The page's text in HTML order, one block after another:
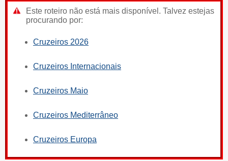
Este roteiro não está mais disponível. Talvez estejas
procurando por:
Cruzeiros 2026
Cruzeiros Internacionais
Cruzeiros Maio
Cruzeiros Mediterrâneo
Cruzeiros Europa